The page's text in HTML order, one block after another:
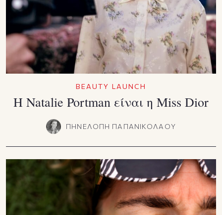
BEAUTY LAUNCH
Η Natalie Portman είναι η Miss Dior
ΠΗΝΕΛΟΠΗ ΠΑΠΑΝΙΚΟΛΑΟΥ